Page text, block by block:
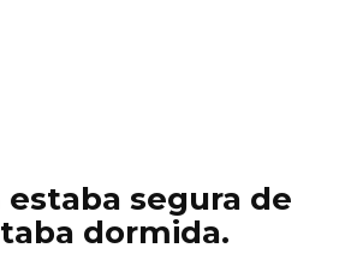
estaba segura de
dormida.